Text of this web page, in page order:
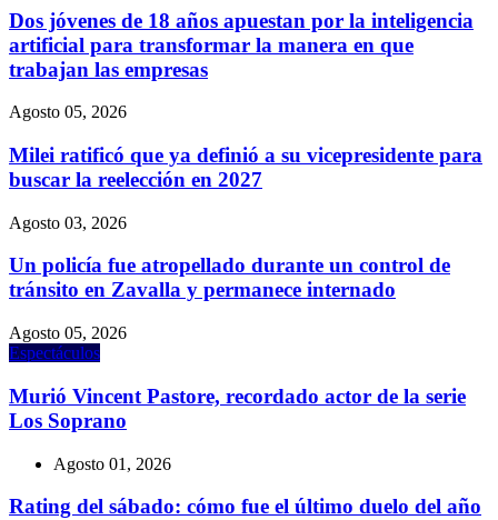
Dos jóvenes de 18 años apuestan por la inteligencia
artificial para transformar la manera en que
trabajan las empresas
Agosto 05, 2026
Milei ratificó que ya definió a su vicepresidente para
buscar la reelección en 2027
Agosto 03, 2026
Un policía fue atropellado durante un control de
tránsito en Zavalla y permanece internado
Agosto 05, 2026
Espectáculos
Murió Vincent Pastore, recordado actor de la serie
Los Soprano
Agosto 01, 2026
Rating del sábado: cómo fue el último duelo del año